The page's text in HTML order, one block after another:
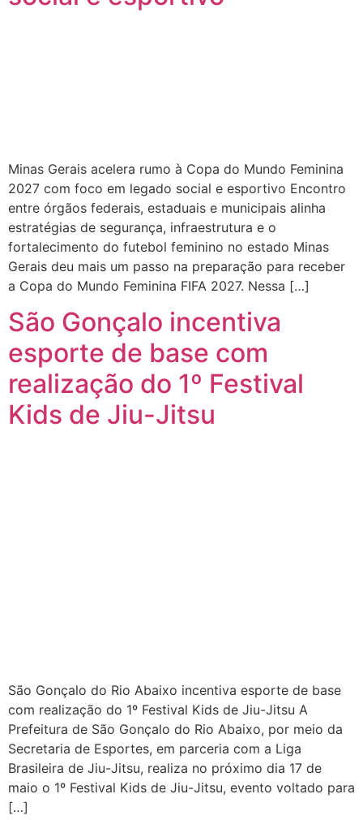
Minas Gerais acelera rumo à Copa do Mundo Feminina
2027 com foco em legado social e esportivo Encontro
entre órgãos federais, estaduais e municipais alinha
estratégias de segurança, infraestrutura e o
fortalecimento do futebol feminino no estado Minas
Gerais deu mais um passo na preparação para receber
a Copa do Mundo Feminina FIFA 2027. Nessa […]
São Gonçalo incentiva
esporte de base com
realização do 1º Festival
Kids de Jiu-Jitsu
São Gonçalo do Rio Abaixo incentiva esporte de base
com realização do 1º Festival Kids de Jiu-Jitsu A
Prefeitura de São Gonçalo do Rio Abaixo, por meio da
Secretaria de Esportes, em parceria com a Liga
Brasileira de Jiu-Jitsu, realiza no próximo dia 17 de
maio o 1º Festival Kids de Jiu-Jitsu, evento voltado para
[…]